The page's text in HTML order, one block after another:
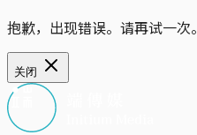
抱歉，出现错误。请再试一次。
关闭